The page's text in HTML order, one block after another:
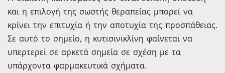
και η επιλογή της σωστής θεραπείας μπορεί να
κρίνει την επιτυχία ή την αποτυχία της προσπάθειας.
Σε αυτό το σημείο, η κυτισινικλίνη φαίνεται να
υπερτερεί σε αρκετά σημεία σε σχέση με τα
υπάρχοντα φαρμακευτικά σχήματα.